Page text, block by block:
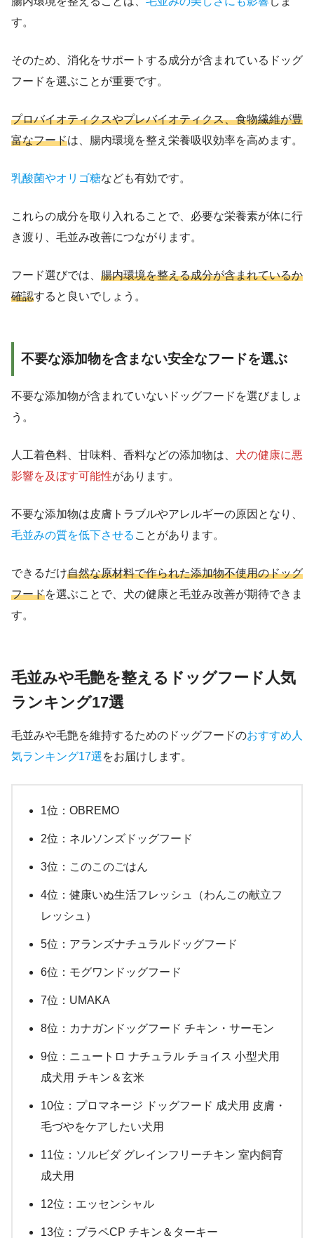
す。
そのため、消化をサポートする成分が含まれているドッグ
フードを選ぶことが重要です。
プロバイオティクスやプレバイオティクス、食物繊維が豊
富なフードは、腸内環境を整え栄養吸収効率を高めます。
乳酸菌やオリゴ糖なども有効です。
これらの成分を取り入れることで、必要な栄養素が体に行
き渡り、毛並み改善につながります。
フード選びでは、 腸内環境を整える成分が含まれているか
確認すると良いでしょう。
不要な添加物を含まない安全なフードを選ぶ
不要な添加物が含まれていないドッグフードを選びましょ
う。
人工着色料、甘味料、香料などの添加物は、 犬の健康に悪
影響を及ぼす可能性があります。
不要な添加物は皮膚トラブルやアレルギーの原因となり、
毛並みの質を低下させる ことがあります。
できるだけ自然な原材料で作られた添加物不使用のドッグ
フードを選ぶことで、犬の健康と毛並み改善が期待できま
す。
毛並みや毛艶を整えるドッグフード人気
ランキング17選
毛並みや毛艶を維持するためのドッグフードのおすすめ人
気ランキング17選をお届けします。
1位：OBREMO
2位：ネルソンズドッグフード
3位：このこのごはん
4位：健康いぬ生活フレッシュ（わんこの献立フ
レッシュ）
5位：アランズナチュラルドッグフード
6位：モグワンドッグフード
7位：UMAKA
8位：カナガンドッグフード チキン・サーモン
9位：ニュートロ ナチュラル チョイス 小型犬用
成犬用 チキン＆玄米
10位：プロマネージ ドッグフード 成犬用 皮膚・
毛づやをケアしたい犬用
11位：ソルビダ グレインフリーチキン 室内飼育
成犬用
12位：エッセンシャル
13位：プラペCP チキン＆ターキー